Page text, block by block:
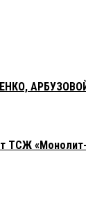
ТСЖ